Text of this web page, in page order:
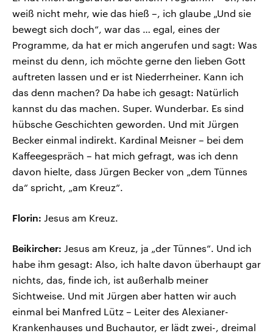
weiß nicht mehr, wie das hieß –, ich glaube „Und sie
bewegt sich doch“, war das … egal, eines der
Programme, da hat er mich angerufen und sagt: Was
meinst du denn, ich möchte gerne den lieben Gott
auftreten lassen und er ist Niederrheiner. Kann ich
das denn machen? Da habe ich gesagt: Natürlich
kannst du das machen. Super. Wunderbar. Es sind
hübsche Geschichten geworden. Und mit Jürgen
Becker einmal indirekt. Kardinal Meisner – bei dem
Kaffeegespräch – hat mich gefragt, was ich denn
davon hielte, dass Jürgen Becker von „dem Tünnes
da“ spricht, „am Kreuz“.
Florin: Jesus am Kreuz.
Beikircher: Jesus am Kreuz, ja „der Tünnes“. Und ich
habe ihm gesagt: Also, ich halte davon überhaupt gar
nichts, das, finde ich, ist außerhalb meiner
Sichtweise. Und mit Jürgen aber hatten wir auch
einmal bei Manfred Lütz – Leiter des Alexianer-
Krankenhauses und Buchautor, er lädt zwei-, dreimal